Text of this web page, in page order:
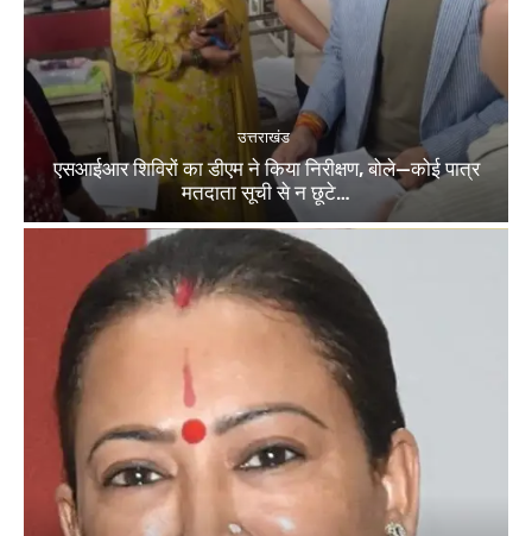
उत्तराखंड
एसआईआर शिविरों का डीएम ने किया निरीक्षण, बोले—कोई पात्र
मतदाता सूची से न छूटे…